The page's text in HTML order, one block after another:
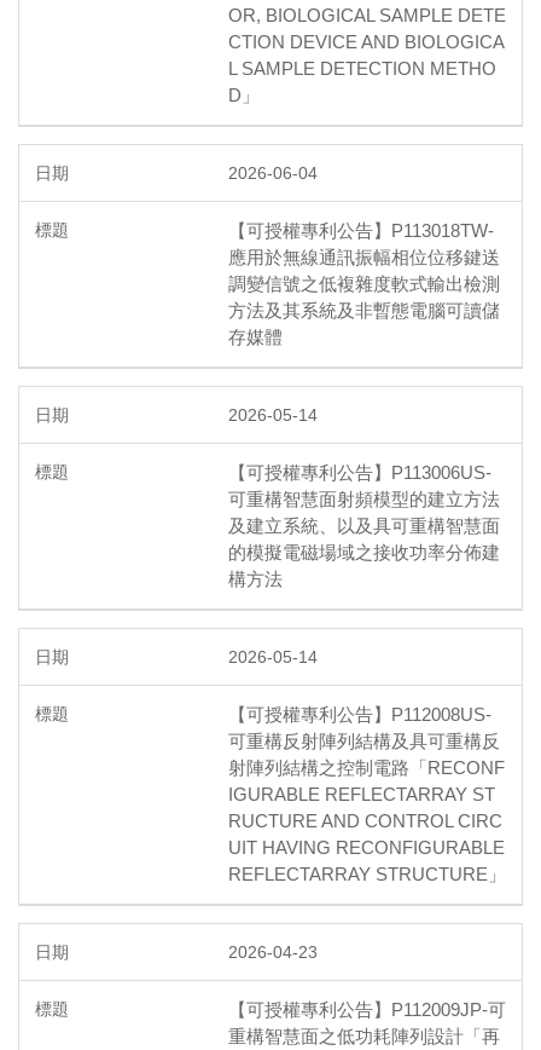
OR, BIOLOGICAL SAMPLE DETE
CTION DEVICE AND BIOLOGICA
L SAMPLE DETECTION METHO
D」
2026-06-04
【可授權專利公告】P113018TW-
應用於無線通訊振幅相位位移鍵送
調變信號之低複雜度軟式輸出檢測
方法及其系統及非暫態電腦可讀儲
存媒體
2026-05-14
【可授權專利公告】P113006US-
可重構智慧面射頻模型的建立方法
及建立系統、以及具可重構智慧面
的模擬電磁場域之接收功率分佈建
構方法
2026-05-14
【可授權專利公告】P112008US-
可重構反射陣列結構及具可重構反
射陣列結構之控制電路「RECONF
IGURABLE REFLECTARRAY ST
RUCTURE AND CONTROL CIRC
UIT HAVING RECONFIGURABLE
REFLECTARRAY STRUCTURE」
2026-04-23
【可授權專利公告】P112009JP-可
重構智慧面之低功耗陣列設計「再